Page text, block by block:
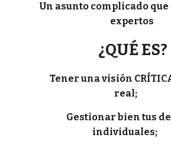
Un asunto complicado
expertos
¿QUÉ
Tener una visión
real;
Gestionar bien tus
individuales;